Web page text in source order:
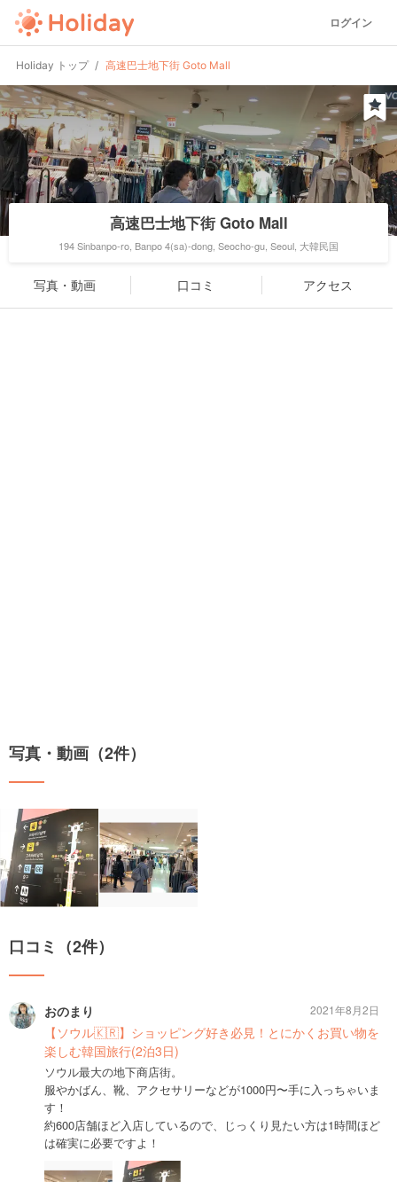
ログイン
Holiday トップ 高速巴士地下街 Goto Mall
高速巴士地下街 Goto Mall
194 Sinbanpo-ro, Banpo 4(sa)-dong, Seocho-gu, Seoul, 大韓民国
写真・動画 口コミ アクセス
写真・動画（2件）
口コミ（2件）
おのまり
【ソウル🇰🇷】ショッピング好き必見！とにかくお買い物を
楽しむ韓国旅行(2泊3日)
ソウル最大の地下商店街。
服やかばん、靴、アクセサリーなどが1000円〜手に入っちゃいま
す！
約600店舗ほど入店しているので、じっくり見たい方は1時間ほど
は確実に必要ですよ！
2021年8月2日